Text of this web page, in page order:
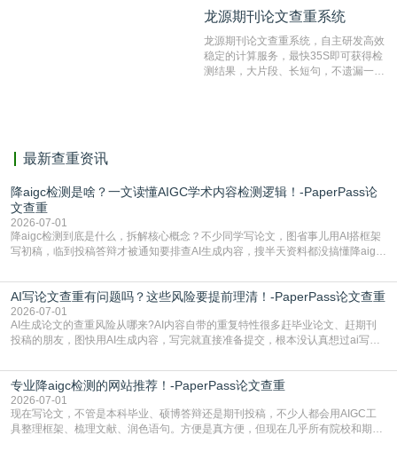
对，利用指纹索引快速而精准地在云检
有相似的片段，该项技术检测速度快、
准确率高，市场反映良好。
龙源期刊论文查重系统
龙源期刊论文查重系统，自主研发高效
稳定的计算服务，最快35S即可获得检
测结果，大片段、长短句，不遗漏一处
最新查重资讯
降aigc检测是啥？一文读懂AIGC学术内容检测逻辑！-PaperPass论
文查重
2026-07-01
降aigc检测到底是什么，拆解核心概念？不少同学写论文，图省事儿用AI搭框架
写初稿，临到投稿答辩才被通知要排查AI生成内容，搜半天资料都没搞懂降aigc
怕是已经入行的科研人员，不少人也搞不清降aigc检测是啥，对相关要求摸不
准。其实，降aigc检测是伴随AIGC工具在学术领域普及诞生的新需求，核心是为
了满足现在高校、期刊对AI生
AI写论文查重有问题吗？这些风险要提前理清！-PaperPass论文查重
2026-07-01
AI生成论文的查重风险从哪来?AI内容自带的重复特性很多赶毕业论文、赶期刊
投稿的朋友，图快用AI生成内容，写完就直接准备提交，根本没认真想过ai写论
自带不可忽视的查重风险。AI训练依赖海量公开的文本数据，生成内容本质是基
于训练数据的概率拼接，不是从零开始的原创创作。生成过程中，很容易复用已
有的高频公共表述，甚至直接拼接已经公开
专业降aigc检测的网站推荐！-PaperPass论文查重
2026-07-01
现在写论文，不管是本科毕业、硕博答辩还是期刊投稿，不少人都会用AIGC工
具整理框架、梳理文献、润色语句。方便是真方便，但现在几乎所有院校和期刊